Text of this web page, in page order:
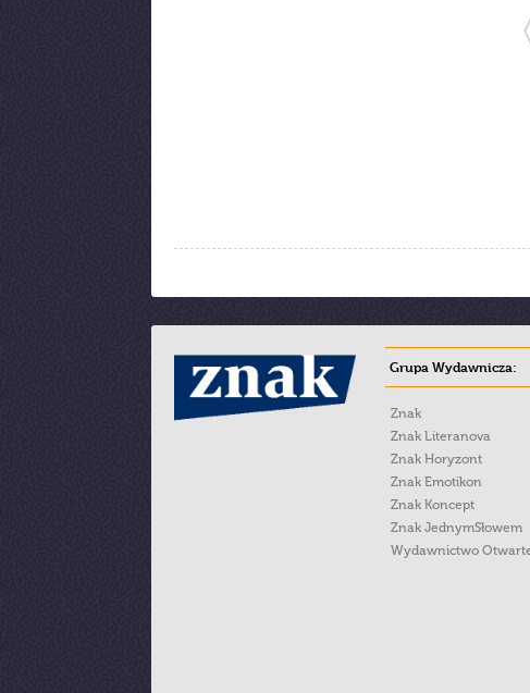
Grupa Wydawnicza:
Znak
Znak Literanova
Znak Horyzont
Znak Emotikon
Znak Koncept
Znak JednymSłowem
Wydawnictwo